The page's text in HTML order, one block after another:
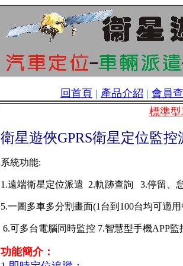
回首頁 | 產品介紹 | 會員
標準
衛星遊俠GPRS衛星定位監控
系統功能:
1.遠端衛星定位派遣 2.軌跡查詢 3.停留、
5.一圖多車多分割畫面(1台到100台均可適
6.可多台電腦同時監控 7.智慧型手機APP監
功能簡介：